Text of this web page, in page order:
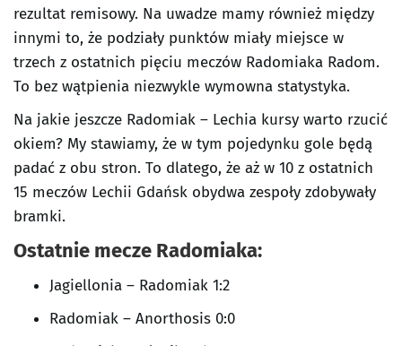
rezultat remisowy. Na uwadze mamy również między
innymi to, że podziały punktów miały miejsce w
trzech z ostatnich pięciu meczów Radomiaka Radom.
To bez wątpienia niezwykle wymowna statystyka.
Na jakie jeszcze Radomiak – Lechia kursy warto rzucić
okiem? My stawiamy, że w tym pojedynku gole będą
padać z obu stron. To dlatego, że aż w 10 z ostatnich
15 meczów Lechii Gdańsk obydwa zespoły zdobywały
bramki.
Ostatnie mecze Radomiaka:
Jagiellonia – Radomiak 1:2
Radomiak – Anorthosis 0:0